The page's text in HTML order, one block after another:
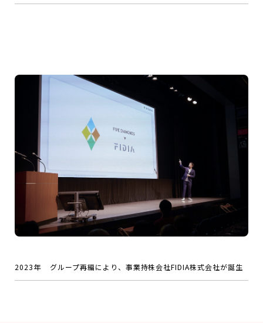
2023年 グループ再編により、事業持株会社FIDIA株式会社が誕生